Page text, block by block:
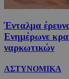
Ένταλμα
Ενημέρωνε
ναρκωτικών
ΑΣΤΥΝΟΜΙΚΑ